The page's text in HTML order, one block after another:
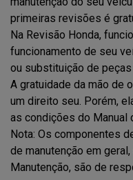
primeiras revisões é
Na Revisão Honda,
funcionamento de seu
ou substituição de
A gratuidade da mão de
um direito seu. Porém,
as condições do Manual
Nota: Os componentes
de manutenção em
Manutenção, são de